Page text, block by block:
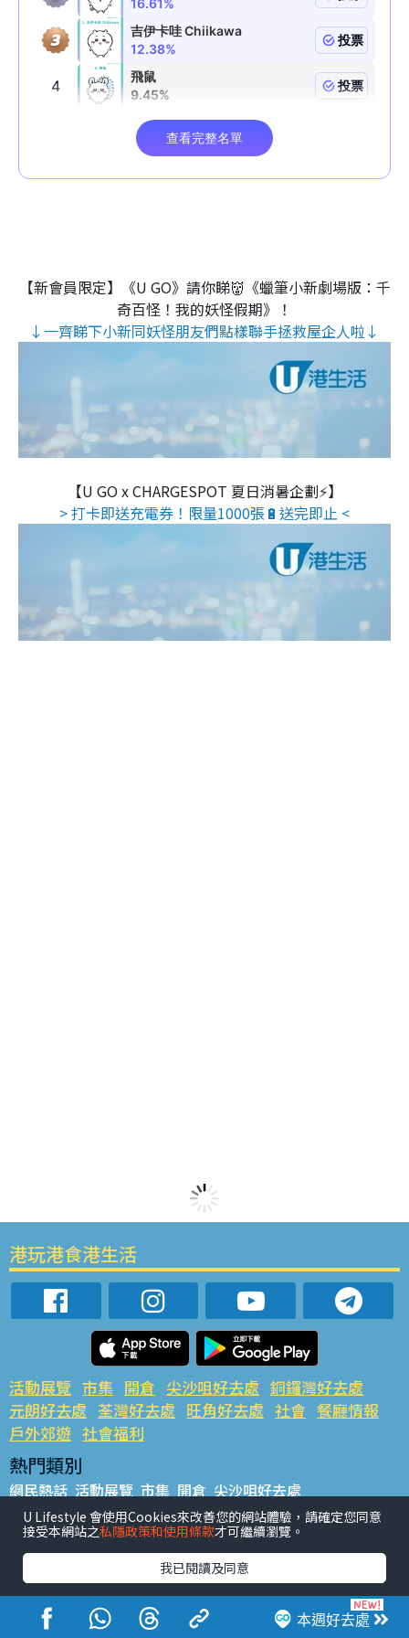
【新會員限定】《U GO》請你睇👹《蠟筆小新劇場版：千
奇百怪！我的妖怪假期》！
↓一齊睇下小新同妖怪朋友們點樣聯手拯救屋企人啦↓
【U GO x CHARGESPOT 夏日消暑企劃⚡】
> 打卡即送充電券！限量1000張🔋送完即止 <
本週好去處
港玩港食港生活
活動展覽 市集 開倉 尖沙咀好去處 銅鑼灣好去處
元朗好去處 荃灣好去處 旺角好去處 社會 餐廳情報
戶外郊遊 社會福利
熱門類別
網民熱話 活動展覽 市集 開倉 尖沙咀好去處
銅鑼灣好去處 元朗好去處 荃灣好去處 旺角好去處 社會
餐廳情報 戶外郊遊
熱門標籤
#UGO搵好去處 #人氣活動推介 #美食社群熱話
#親子玩樂好去處
#ULifestyle應用程式
#限時搶
U Lifestyle 會使用Cookies來改善您的網站體驗，請確定您同意
接受本網站之私隱政策和使用條款才可繼續瀏覽。
我已閱讀及同意